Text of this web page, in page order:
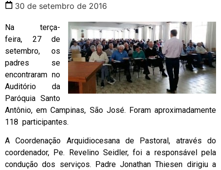
30 de setembro de 2016
Na terça-
feira, 27 de
setembro, os
padres se
encontraram no
Auditório da
Paróquia Santo
Antônio, em Campinas, São José. Foram aproximadamente
118 participantes.
A Coordenação Arquidiocesana de Pastoral, através do
coordenador, Pe. Revelino Seidler, foi a responsável pela
condução dos serviços. Padre Jonathan Thiesen dirigiu a